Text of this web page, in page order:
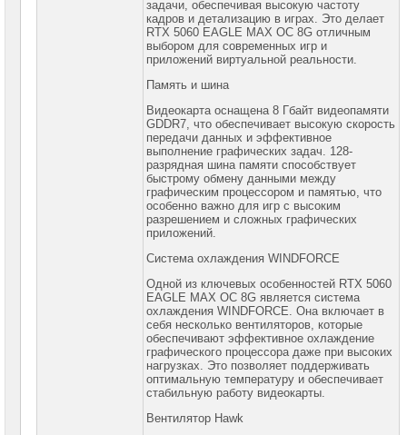
задачи, обеспечивая высокую частоту
кадров и детализацию в играх. Это делает
RTX 5060 EAGLE MAX OC 8G отличным
выбором для современных игр и
приложений виртуальной реальности.
Память и шина
Видеокарта оснащена 8 Гбайт видеопамяти
GDDR7, что обеспечивает высокую скорость
передачи данных и эффективное
выполнение графических задач. 128-
разрядная шина памяти способствует
быстрому обмену данными между
графическим процессором и памятью, что
особенно важно для игр с высоким
разрешением и сложных графических
приложений.
Система охлаждения WINDFORCE
Одной из ключевых особенностей RTX 5060
EAGLE MAX OC 8G является система
охлаждения WINDFORCE. Она включает в
себя несколько вентиляторов, которые
обеспечивают эффективное охлаждение
графического процессора даже при высоких
нагрузках. Это позволяет поддерживать
оптимальную температуру и обеспечивает
стабильную работу видеокарты.
Вентилятор Hawk